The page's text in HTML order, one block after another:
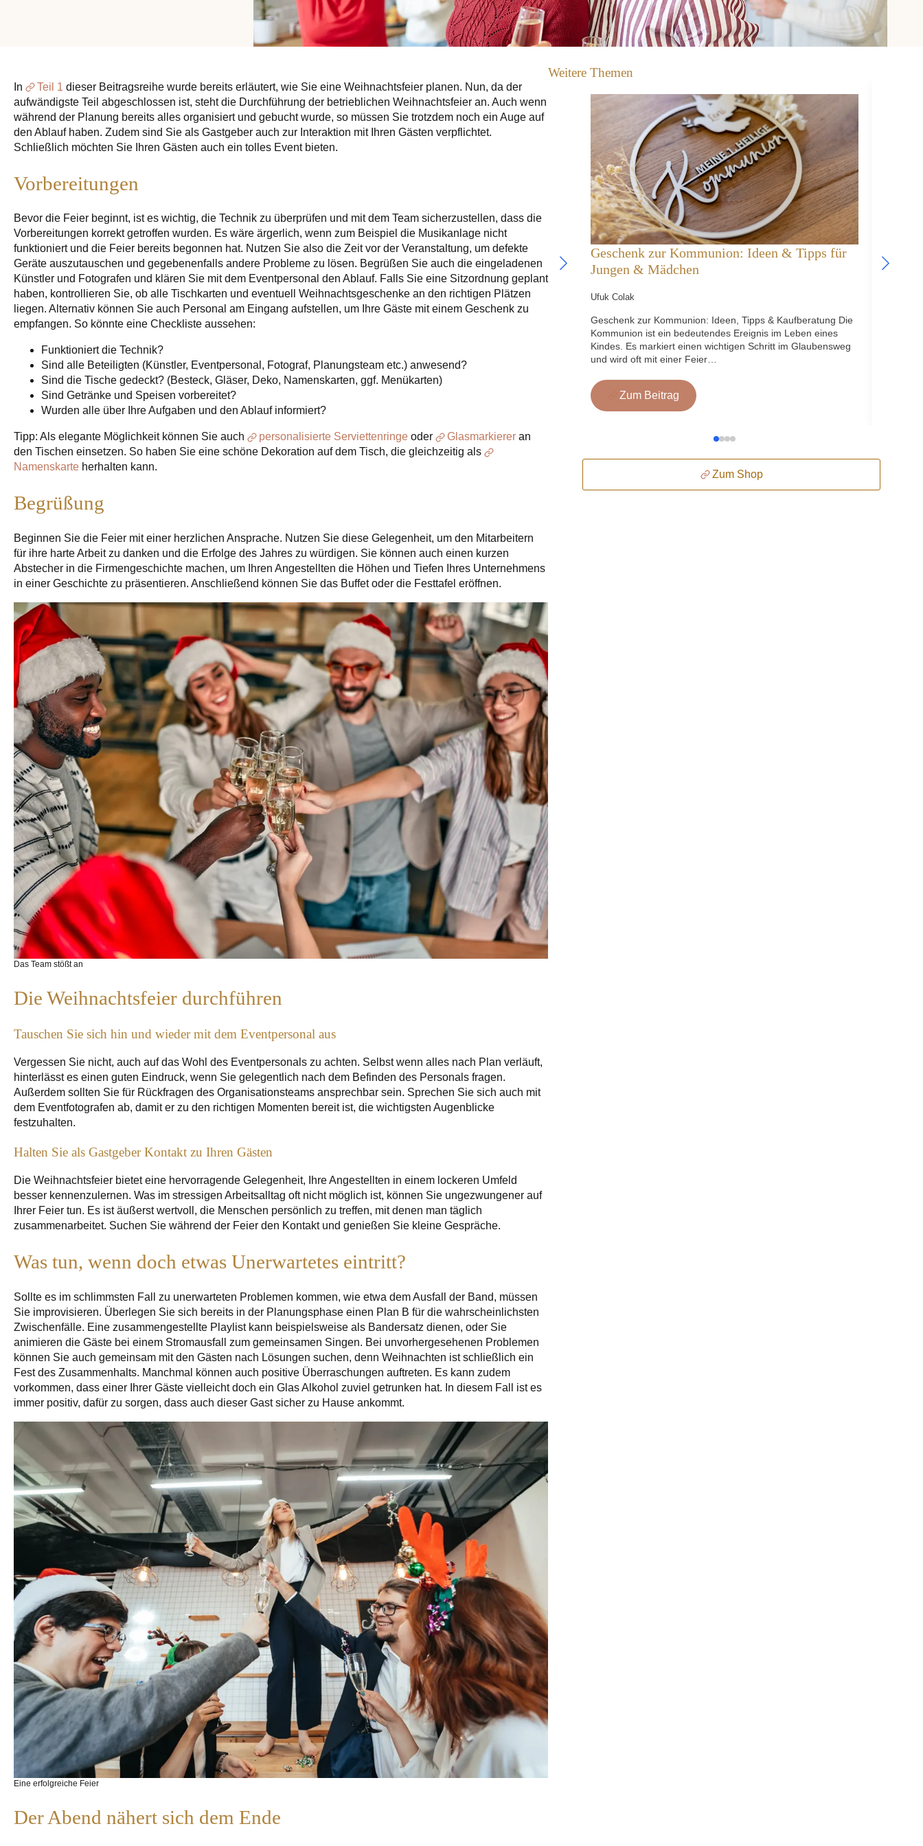
In Teil 1 dieser Beitragsreihe wurde bereits erläutert, wie Sie eine Weihnachtsfeier planen. Nun, da der
aufwändigste Teil abgeschlossen ist, steht die Durchführung der betrieblichen Weihnachtsfeier an. Auch wenn
während der Planung bereits alles organisiert und gebucht wurde, so müssen Sie trotzdem noch ein Auge auf
den Ablauf haben. Zudem sind Sie als Gastgeber auch zur Interaktion mit Ihren Gästen verpflichtet.
Schließlich möchten Sie Ihren Gästen auch ein tolles Event bieten.
Vorbereitungen
Bevor die Feier beginnt, ist es wichtig, die Technik zu überprüfen und mit dem Team sicherzustellen, dass die
Vorbereitungen korrekt getroffen wurden. Es wäre ärgerlich, wenn zum Beispiel die Musikanlage nicht
funktioniert und die Feier bereits begonnen hat. Nutzen Sie also die Zeit vor der Veranstaltung, um defekte
Geräte auszutauschen und gegebenenfalls andere Probleme zu lösen. Begrüßen Sie auch die eingeladenen
Künstler und Fotografen und klären Sie mit dem Eventpersonal den Ablauf. Falls Sie eine Sitzordnung geplant
haben, kontrollieren Sie, ob alle Tischkarten und eventuell Weihnachtsgeschenke an den richtigen Plätzen
liegen. Alternativ können Sie auch Personal am Eingang aufstellen, um Ihre Gäste mit einem Geschenk zu
empfangen. So könnte eine Checkliste aussehen:
Funktioniert die Technik?
Sind alle Beteiligten (Künstler, Eventpersonal, Fotograf, Planungsteam etc.) anwesend?
Sind die Tische gedeckt? (Besteck, Gläser, Deko, Namenskarten, ggf. Menükarten)
Sind Getränke und Speisen vorbereitet?
Wurden alle über Ihre Aufgaben und den Ablauf informiert?
Tipp: Als elegante Möglichkeit können Sie auch personalisierte Serviettenringe oder Glasmarkierer an
den Tischen einsetzen. So haben Sie eine schöne Dekoration auf dem Tisch, die gleichzeitig als
Namenskarte herhalten kann.
Begrüßung
Beginnen Sie die Feier mit einer herzlichen Ansprache. Nutzen Sie diese Gelegenheit, um den Mitarbeitern
für ihre harte Arbeit zu danken und die Erfolge des Jahres zu würdigen. Sie können auch einen kurzen
Abstecher in die Firmengeschichte machen, um Ihren Angestellten die Höhen und Tiefen Ihres Unternehmens
in einer Geschichte zu präsentieren. Anschließend können Sie das Buffet oder die Festtafel eröffnen.
Das Team stößt an
Die Weihnachtsfeier durchführen
Tauschen Sie sich hin und wieder mit dem Eventpersonal aus
Vergessen Sie nicht, auch auf das Wohl des Eventpersonals zu achten. Selbst wenn alles nach Plan verläuft,
hinterlässt es einen guten Eindruck, wenn Sie gelegentlich nach dem Befinden des Personals fragen.
Außerdem sollten Sie für Rückfragen des Organisationsteams ansprechbar sein. Sprechen Sie sich auch mit
dem Eventfotografen ab, damit er zu den richtigen Momenten bereit ist, die wichtigsten Augenblicke
festzuhalten.
Halten Sie als Gastgeber Kontakt zu Ihren Gästen
Die Weihnachtsfeier bietet eine hervorragende Gelegenheit, Ihre Angestellten in einem lockeren Umfeld
besser kennenzulernen. Was im stressigen Arbeitsalltag oft nicht möglich ist, können Sie ungezwungener auf
Ihrer Feier tun. Es ist äußerst wertvoll, die Menschen persönlich zu treffen, mit denen man täglich
zusammenarbeitet. Suchen Sie während der Feier den Kontakt und genießen Sie kleine Gespräche.
Was tun, wenn doch etwas Unerwartetes eintritt?
Sollte es im schlimmsten Fall zu unerwarteten Problemen kommen, wie etwa dem Ausfall der Band, müssen
Sie improvisieren. Überlegen Sie sich bereits in der Planungsphase einen Plan B für die wahrscheinlichsten
Zwischenfälle. Eine zusammengestellte Playlist kann beispielsweise als Bandersatz dienen, oder Sie
animieren die Gäste bei einem Stromausfall zum gemeinsamen Singen. Bei unvorhergesehenen Problemen
können Sie auch gemeinsam mit den Gästen nach Lösungen suchen, denn Weihnachten ist schließlich ein
Fest des Zusammenhalts. Manchmal können auch positive Überraschungen auftreten. Es kann zudem
vorkommen, dass einer Ihrer Gäste vielleicht doch ein Glas Alkohol zuviel getrunken hat. In diesem Fall ist es
immer positiv, dafür zu sorgen, dass auch dieser Gast sicher zu Hause ankommt.
Eine erfolgreiche Feier
Der Abend nähert sich dem Ende
Weitere Themen
Geschenk zur Kommunion: Ideen & Tipps für
Jungen & Mädchen
Ufuk Colak
Geschenk zur Kommunion: Ideen, Tipps & Kaufberatung Die
Kommunion ist ein bedeutendes Ereignis im Leben eines
Kindes. Es markiert einen wichtigen Schritt im Glaubensweg
und wird oft mit einer Feier…
Zum Beitrag
Zum Shop